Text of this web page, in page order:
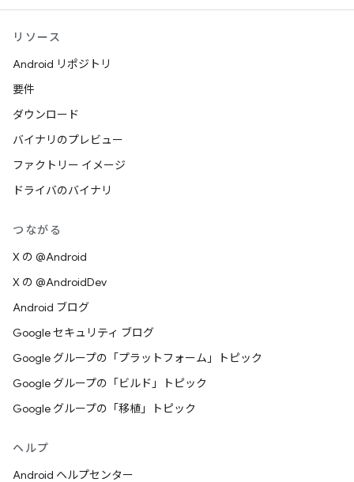
リソース
Android リポジトリ
要件
ダウンロード
バイナリのプレビュー
ファクトリー イメージ
ドライバのバイナリ
つながる
X の @Android
X の @AndroidDev
Android ブログ
Google セキュリティ ブログ
Google グループの「プラットフォーム」トピック
Google グループの「ビルド」トピック
Google グループの「移植」トピック
ヘルプ
Android ヘルプセンター